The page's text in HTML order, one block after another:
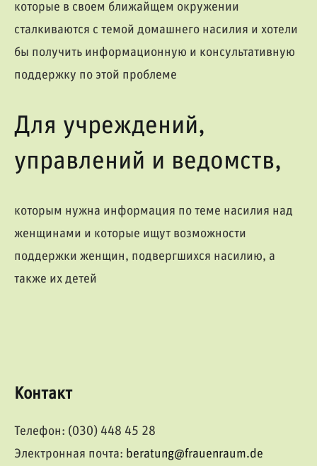
которые в своем ближайщем окружении
сталкиваются с темой домашнего насилия и хотели
бы получить информационную и консультативную
поддержку по этой проблеме
Для учреждений,
управлений и ведомств,
которым нужна информация по теме насилия над
женщинами и которые ищут возможности
поддержки женщин, подвергшихся насилию, а
также их детей
Контакт
Телефон: (030) 448 45 28
Электронная почта: beratung@frauenraum.de